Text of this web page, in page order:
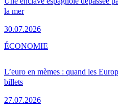
la mer
30.07.2026
L’euro en mèmes : quand les
billets
27.07.2026
ÉCONOMIE